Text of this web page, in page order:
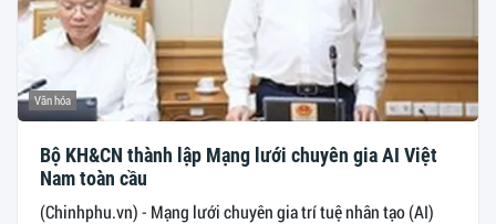
Văn hóa
Bộ KH&CN thành lập Mạng lưới chuyên gia AI Việt
Nam toàn cầu
(Chinhphu.vn) - Mạng lưới chuyên gia trí tuệ nhân tạo (AI)